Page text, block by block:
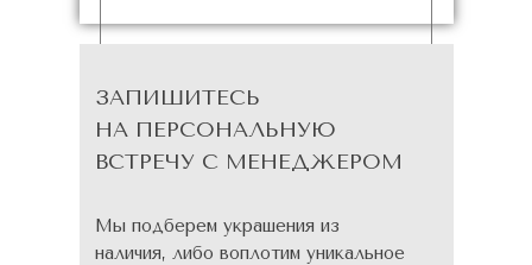
ЗАПИШИТЕСЬ
НА ПЕРСОНАЛЬНУЮ
ВСТРЕЧУ С МЕНЕДЖЕРОМ
Мы подберем украшения из
наличия, либо воплотим уникальное